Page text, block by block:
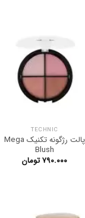
TECHNIC
پالت رژگونه تکنیک Mega
Blush
۷۹۰.۰۰۰تومان